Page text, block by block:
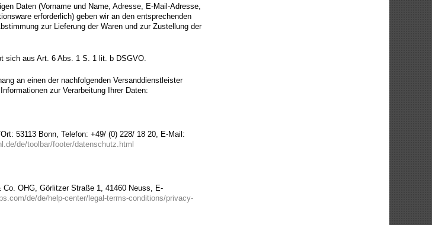
Daten (Vorname und Name, Adresse, E-Mail-Adresse,
erforderlich) geben wir an den entsprechenden
zur Lieferung der Waren und zur Zustellung der
sich aus Art. 6 Abs. 1 S. 1 lit. b DSGVO.
an einen der nachfolgenden Versanddienstleister
zur Verarbeitung Ihrer Daten:
53113 Bonn, Telefon: +49/ (0) 228/ 18 20, E-Mail:
de/toolbar/footer/datenschutz.html
OHG, Görlitzer Straße 1, 41460 Neuss, E-
de/de/help-center/legal-terms-conditions/privacy-